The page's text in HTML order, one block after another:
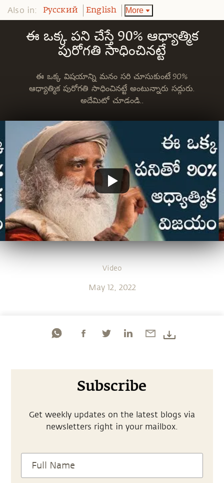
Also in: Pусский English More
ఈ ఒక్క పని చేస్తే 90% ఆధ్యాత్మిక
పురోగతి సాధించినట్టే
ఈ ఒక్క విషయాన్ని మనం సరి చూసుకుంటే 90%
ఆధ్యాత్మిక పురోగతి సాధించినట్టే అంటున్నారు సద్గురు.
అదేమిటో చూడండి..
Video
May 12, 2022
Subscribe
Get weekly updates on the latest blogs via
newsletters right in your mailbox.